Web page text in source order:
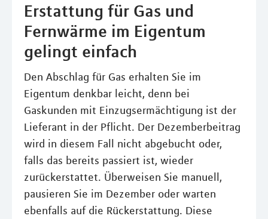
Erstattung für Gas und
Fernwärme im Eigentum
gelingt einfach
Den Abschlag für Gas erhalten Sie im
Eigentum denkbar leicht, denn bei
Gaskunden mit Einzugsermächtigung ist der
Lieferant in der Pflicht. Der Dezemberbeitrag
wird in diesem Fall nicht abgebucht oder,
falls das bereits passiert ist, wieder
zurückerstattet. Überweisen Sie manuell,
pausieren Sie im Dezember oder warten
ebenfalls auf die Rückerstattung. Diese